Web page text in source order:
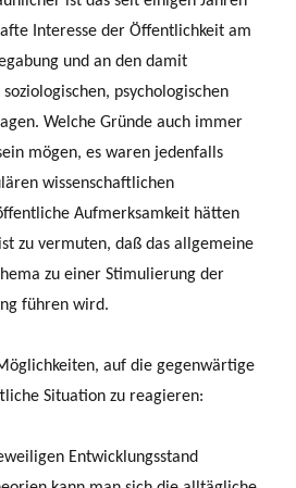
Interesse der Öffentlichkeit am
und an den damit
psychologischen
Welche Gründe auch immer
mögen, es waren jedenfalls
wissenschaftlichen
Aufmerksamkeit hätten
zu vermuten, daß das allgemeine
zu einer Stimulierung der
führen wird.
auf die gegenwärtige
Situation zu reagieren:
Entwicklungsstand